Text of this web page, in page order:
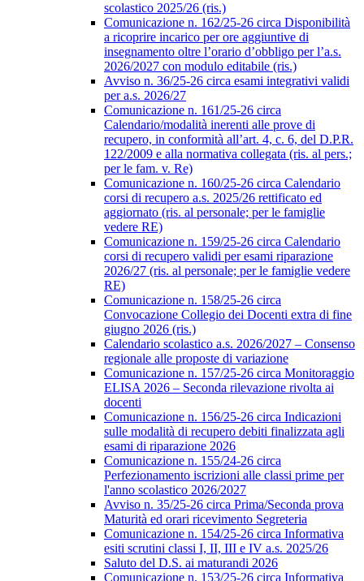
scolastico 2025/26 (ris.)
Comunicazione n. 162/25-26 circa Disponibilità
a ricoprire incarico per ore aggiuntive di
insegnamento oltre l’orario d’obbligo per l’a.s.
2026/2027 con modulo editabile (ris.)
Avviso n. 36/25-26 circa esami integrativi validi
per a.s. 2026/27
Comunicazione n. 161/25-26 circa
Calendario/modalità inerenti alle prove di
recupero, in conformità all’art. 4, c. 6, del D.P.R.
122/2009 e alla normativa collegata (ris. al pers.;
per le fam. v. Re)
Comunicazione n. 160/25-26 circa Calendario
corsi di recupero a.s. 2025/26 rettificato ed
aggiornato (ris. al personale; per le famiglie
vedere RE)
Comunicazione n. 159/25-26 circa Calendario
corsi di recupero validi per esami riparazione
2026/27 (ris. al personale; per le famiglie vedere
RE)
Comunicazione n. 158/25-26 circa
Convocazione Collegio dei Docenti extra di fine
giugno 2026 (ris.)
Calendario scolastico a.s. 2026/2027 – Consenso
regionale alle proposte di variazione
Comunicazione n. 157/25-26 circa Monitoraggio
ELISA 2026 – Seconda rilevazione rivolta ai
docenti
Comunicazione n. 156/25-26 circa Indicazioni
sulle modalità di recupero debiti finalizzata agli
esami di riparazione 2026
Comunicazione n. 155/24-26 circa
Perfezionamento iscrizioni alle classi prime per
l'anno scolastico 2026/2027
Avviso n. 35/25-26 circa Prima/Seconda prova
Maturità ed orari ricevimento Segreteria
Comunicazione n. 154/25-26 circa Informativa
esiti scrutini classi I, II, III e IV a.s. 2025/26
Saluto del D.S. ai maturandi 2026
Comunicazione n. 153/25-26 circa Informativa